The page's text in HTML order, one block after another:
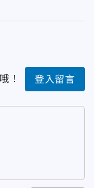
！ 登入留言